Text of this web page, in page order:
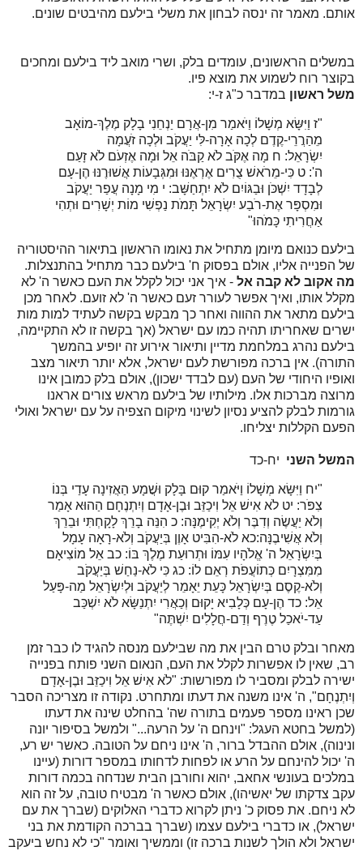
אותם. מאמר זה ינסה לבחון את משלי בילעם מהיבטים שונים.
במשלים הראשונים, עומדים בלק, ושרי מואב ליד בילעם ומחכים
בקוצר רוח לשמוע את מוצא פיו.
משל ראשון במדבר כ"ג ז-י:
"ז וַיִּשָּׂא מְשָׁלוֹ וַיֹּאמַר מִן-אֲרָם יַנְחֵנִי בָלָק מֶלֶךְ-מוֹאָב
מֵהַרֲרֵי-קֶדֶם לְכָה אָרָה-לִּי יַעֲקֹב וּלְכָה זֹעֲמָה
יִשְׂרָאֵל: ח מָה אֶקֹּב לֹא קַבֹּה אֵל וּמָה אֶזְעֹם לֹא זָעַם
ה': ט כִּי-מֵרֹאשׁ צֻרִים אֶרְאֶנּוּ וּמִגְּבָעוֹת אֲשׁוּרֶנּוּ הֶן-עָם
לְבָדָד יִשְׁכֹּן וּבַגּוֹיִם לֹא יִתְחַשָּׁב: י מִי מָנָה עֲפַר יַעֲקֹב
וּמִסְפָּר אֶת-רֹבַע יִשְׂרָאֵל תָּמֹת נַפְשִׁי מוֹת יְשָׁרִים וּתְהִי
אַחֲרִיתִי כָּמֹהוּ"
בילעם כנואם מיומן מתחיל את נאומו הראשון בתיאור ההיסטוריה
של הפנייה אליו, אולם בפסוק ח' בילעם כבר מתחיל בהתנצלות.
מה אקוב לא קבה אל - איך אני יכול לקלל את העם כאשר ה' לא
מקלל אותו, ואיך אפשר לעורר זעם כאשר ה' לא זועם. לאחר מכן
בילעם מתאר את ההווה ואחר כך מבקש בקשה לעתיד למות מות
ישרים שאחריתו תהיה כמו עם ישראל (אך בקשה זו לא התקיימה,
בילעם נהרג במלחמת מדיין ותיאור אירוע זה יופיע בהמשך
התורה). אין ברכה מפורשת לעם ישראל, אלא יותר תיאור מצב
ואופיו היחודי של העם (עם לבדד ישכון), אולם בלק כמובן אינו
מרוצה מברכות אלו. מילותיו של בילעם מראש צורים אראנו
גורמות לבלק להציע נסיון לשינוי מיקום הצפיה על עם ישראל ואולי
הפעם הקללות יצליחו.
המשל השני יח-כד
"יח וַיִּשָּׂא מְשָׁלוֹ וַיֹּאמַר קוּם בָּלָק וּשֲׁמָע הַאֲזִינָה עָדַי בְּנוֹ
צִפֹּר: יט לֹא אִישׁ אֵל וִיכַזֵּב וּבֶן-אָדָם וְיִתְנֶחָם הַהוּא אָמַר
וְלֹא יַעֲשֶׂה וְדִבֶּר וְלֹא יְקִימֶנָּה: כ הִנֵּה בָרֵךְ לָקָחְתִּי וּבֵרֵךְ
וְלֹא אֲשִׁיבֶנָּה:כא לֹא-הִבִּיט אָוֶן בְּיַעֲקֹב וְלֹא-רָאָה עָמָל
בְּיִשְׂרָאֵל ה' אֱלֹהָיו עִמּוֹ וּתְרוּעַת מֶלֶךְ בּוֹ: כב אֵל מוֹצִיאָם
מִמִּצְרָיִם כְּתוֹעֲפֹת רְאֵם לוֹ: כג כִּי לֹא-נַחַשׁ בְּיַעֲקֹב
וְלֹא-קֶסֶם בְּיִשְׂרָאֵל כָּעֵת יֵאָמֵר לְיַעֲקֹב וּלְיִשְׂרָאֵל מַה-פָּעַל
אֵל: כד הֶן-עָם כְּלָבִיא יָקוּם וְכַאֲרִי יִתְנַשָּׂא לֹא יִשְׁכַּב
עַד-יֹאכַל טֶרֶף וְדַם-חֲלָלִים יִשְׁתֶּה"
מאחר ובלק טרם הבין את מה שבילעם מנסה להגיד לו כבר זמן
רב, שאין לו אפשרות לקלל את העם, הנאום השני פותח בפנייה
ישירה לבלק ומסביר לו מפורשות: "לֹא אִישׁ אֵל וִיכַזֵּב וּבֶן-אָדָם
וְיִתְנֶחָם", ה' אינו משנה את דעתו ומתחרט. נקודה זו מצריכה הסבר
שכן ראינו מספר פעמים בתורה שה' בהחלט שינה את דעתו
(למשל בחטא העגל: "וינחם ה' על הרעה..." ולמשל בסיפור יונה
ונינוה), אולם ההבדל ברור, ה' אינו ניחם על הטובה. כאשר יש רע,
ה' יכול להינחם על הרע או לפחות לדחותו במספר דורות (עיינו
במלכים בעונשי אחאב, יהוא וחורבן הבית שנדחה בכמה דורות
עקב צדקתו של יאשיהו), אולם כאשר ה' מבטיח טובה, על זה הוא
לא ניחם. את פסוק כ' ניתן לקרוא כדברי האלוקים (שברך את עם
ישראל), או כדברי בילעם עצמו (שברך בברכה הקודמת את בני
ישראל ולא הולך לשנות ברכה זו) וממשיך ואומר "כי לא נחש ביעקב